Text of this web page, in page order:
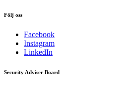
Följ oss
Facebook
Instagram
LinkedIn
Security Adviser Board